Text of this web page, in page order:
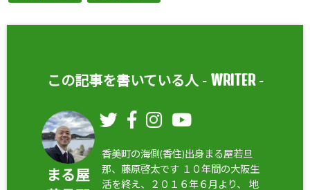
この記事を書いている人 - WRITER-
まる屋
香美町の海側(香住)出身まる屋若旦
那、藤原啓太です １０年間の大阪生
活を終え、２０１６年６月より、 地